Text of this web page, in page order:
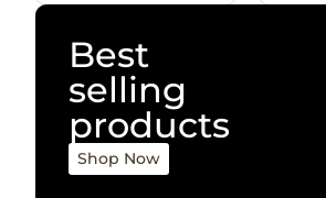
Best
selling
products
Shop Now